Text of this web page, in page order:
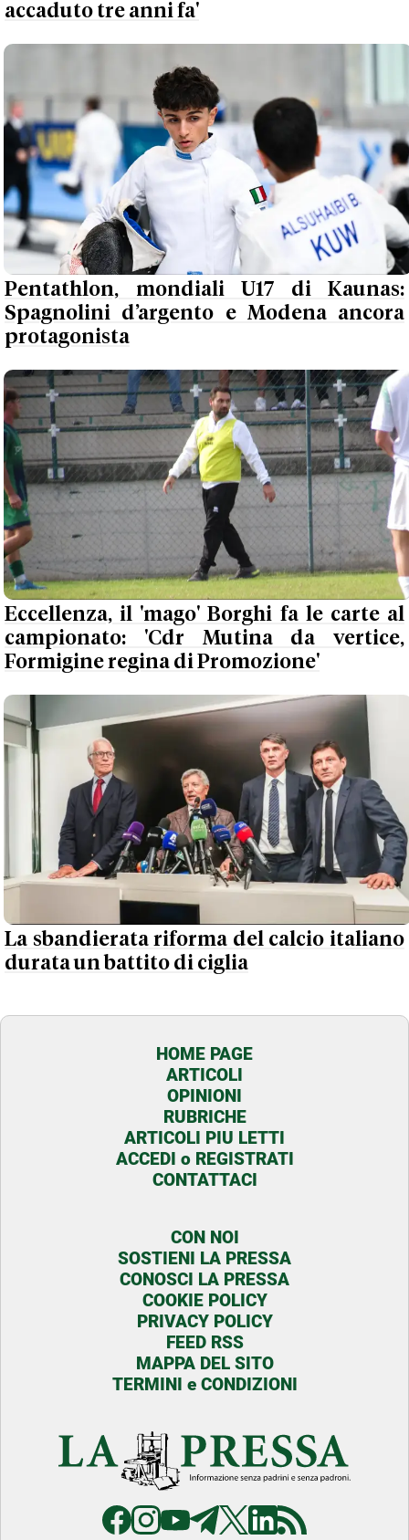
accaduto tre anni fa'
Pentathlon, mondiali U17 di Kaunas:
Spagnolini d’argento e Modena ancora
protagonista
Eccellenza, il 'mago' Borghi fa le carte al
campionato: 'Cdr Mutina da vertice,
Formigine regina di Promozione'
La sbandierata riforma del calcio italiano
durata un battito di ciglia
HOME PAGE
ARTICOLI
OPINIONI
RUBRICHE
ARTICOLI PIU LETTI
ACCEDI o REGISTRATI
CONTATTACI
CON NOI
SOSTIENI LA PRESSA
CONOSCI LA PRESSA
COOKIE POLICY
PRIVACY POLICY
FEED RSS
MAPPA DEL SITO
TERMINI e CONDIZIONI